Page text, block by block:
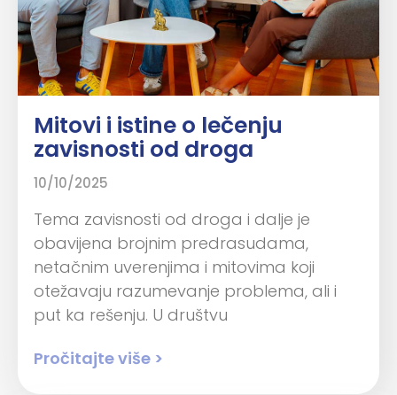
Mitovi i istine o lečenju
zavisnosti od droga
10/10/2025
Tema zavisnosti od droga i dalje je
obavijena brojnim predrasudama,
netačnim uverenjima i mitovima koji
otežavaju razumevanje problema, ali i
put ka rešenju. U društvu
Pročitajte više >